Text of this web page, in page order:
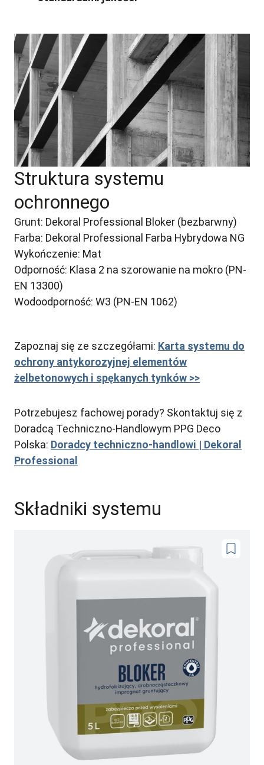
Struktura systemu
ochronnego
Grunt: Dekoral Professional Bloker (bezbarwny)
Farba: Dekoral Professional Farba Hybrydowa NG
Wykończenie: Mat
Odporność: Klasa 2 na szorowanie na mokro (PN-
EN 13300)
Wodoodporność: W3 (PN-EN 1062)
Zapoznaj się ze szczegółami: Karta systemu do
ochrony antykorozyjnej elementów
żelbetonowych i spękanych tynków >>
Potrzebujesz fachowej porady? Skontaktuj się z
Doradcą Techniczno-Handlowym PPG Deco
Polska: Doradcy techniczno-handlowi | Dekoral
Professional
Składniki systemu
Dodaj